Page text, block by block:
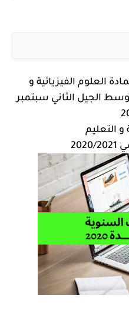
العلوم الفيزيائية و
الجيل الثاني سبتمبر
و التعليم